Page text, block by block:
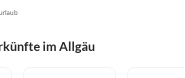
im Allgäu